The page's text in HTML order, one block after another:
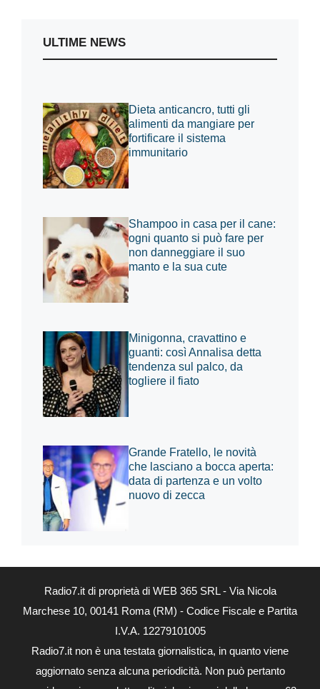
ULTIME NEWS
Dieta anticancro, tutti gli
alimenti da mangiare per
fortificare il sistema
immunitario
Shampoo in casa per il cane:
ogni quanto si può fare per
non danneggiare il suo
manto e la sua cute
Minigonna, cravattino e
guanti: così Annalisa detta
tendenza sul palco, da
togliere il fiato
Grande Fratello, le novità
che lasciano a bocca aperta:
data di partenza e un volto
nuovo di zecca
Radio7.it di proprietà di WEB 365 SRL - Via Nicola
Marchese 10, 00141 Roma (RM) - Codice Fiscale e Partita
I.V.A. 12279101005
Radio7.it non è una testata giornalistica, in quanto viene
aggiornato senza alcuna periodicità. Non può pertanto